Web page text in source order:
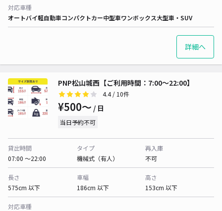
対応車種
オートバイ軽自動車コンパクトカー中型車ワンボックス大型車・SUV
詳細へ
PNP松山城西【ご利用時間：7:00～22:00】
4.4/ 10件
¥500〜 / 日
当日予約不可
貸出時間
07:00 〜22:00
タイプ
機械式（有人）
再入庫
不可
長さ
575cm 以下
車幅
186cm 以下
高さ
153cm 以下
対応車種